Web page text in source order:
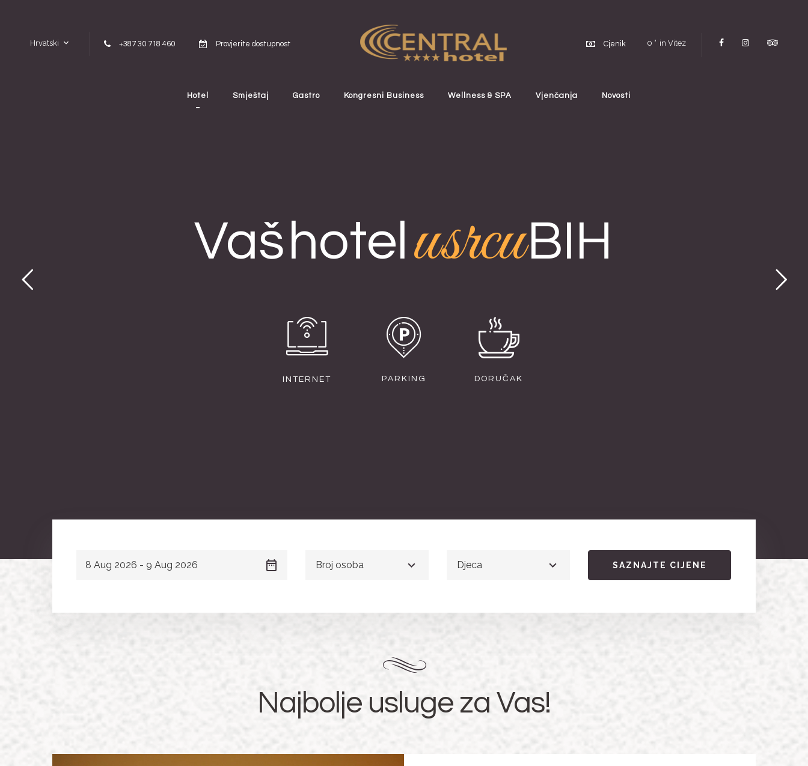
Hrvatski +387 30 718 460 Provjerite dostupnost Cjenik 0 in Vitez
Hotel Smještaj Gastro Kongresni Business Wellness & SPA Vjenčanja Novosti
INTERNET PARKING DORUČAK
Vaš hotel BIH
Broj osoba Djeca SAZNAJTE CIJENE
Najbolje usluge za Vas!